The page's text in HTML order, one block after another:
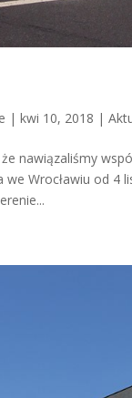
|kwi 10, 2018 |
nawiązaliśmy
we Wrocławiu od